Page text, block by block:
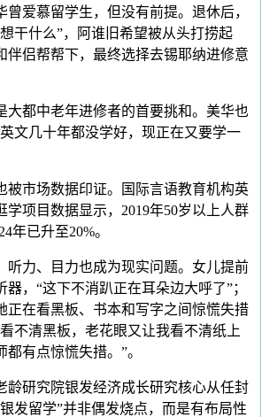
曾爱慕留学生，但没有前提。退休后，
干什么”，阿谁旧希望被从头打捞起
伴侣帮帮下，最终选择去锡耶纳进修意
都中老年进修者的首要挑和。美华也
文几十年都没学好，现正在又要学一
市场数据印证。国际言语教育机构英
学项目数据显示，2019年50岁以上人群
年已升至20%。
力、目力也成为现实问题。女儿提前
器，“这下不消趴正在耳朵边大呼了”；
正在看黑板、书本和写字之间惊慌失措
不清黑板，老花眼又让我看不清纸上
都有点惊慌失措。”。
研究院银发经济成长研究核心从任封
发留学”并非偶发烧点，而是有布局性